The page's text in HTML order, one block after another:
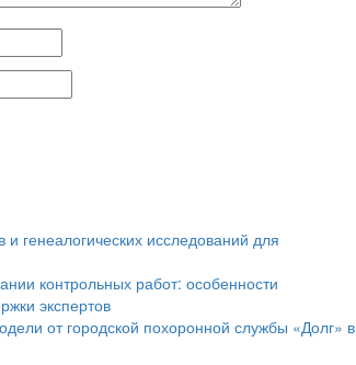
генеалогических исследований для
контрольных работ: особенности
экспертов
от городской похоронной службы «Долг» в